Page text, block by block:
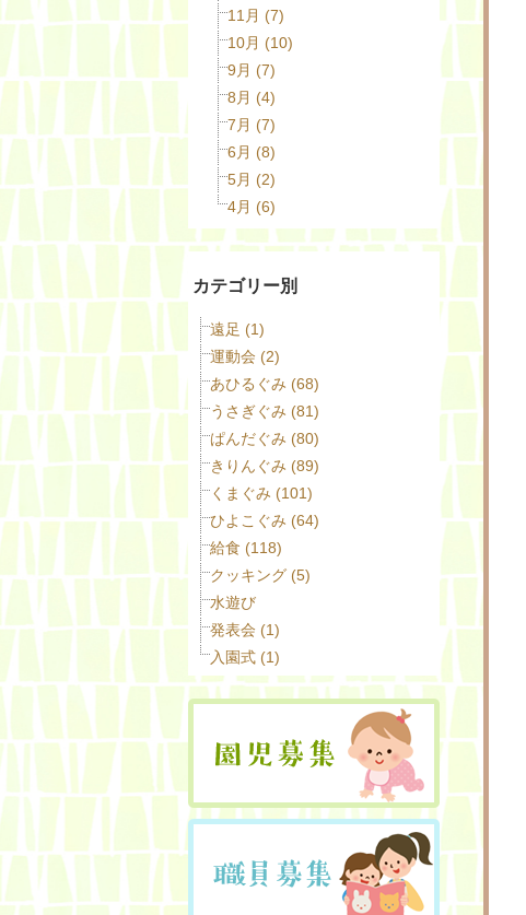
11月 (7)
10月 (10)
9月 (7)
8月 (4)
7月 (7)
6月 (8)
5月 (2)
4月 (6)
カテゴリー別
遠足 (1)
運動会 (2)
あひるぐみ (68)
うさぎぐみ (81)
ぱんだぐみ (80)
きりんぐみ (89)
くまぐみ (101)
ひよこぐみ (64)
給食 (118)
クッキング (5)
水遊び
発表会 (1)
入園式 (1)